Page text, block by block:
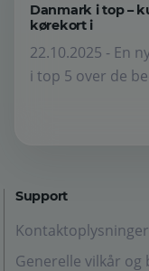
Danmark i top –
kørekort i
22.10.2025 - En
i top 5 over de
Support
Kontaktoplysninger
Generelle vilkår og